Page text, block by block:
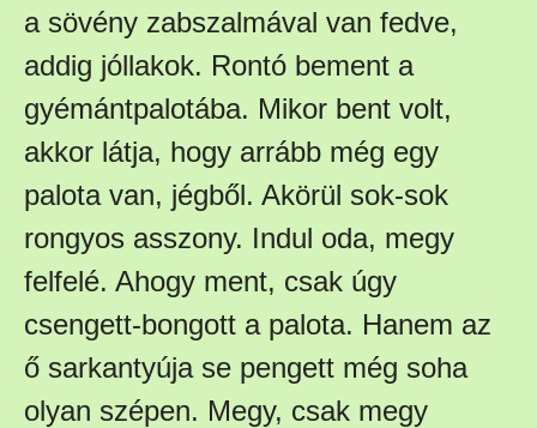
a sövény zabszalmával van fedve,
addig jóllakok. Rontó bement a
gyémántpalotába. Mikor bent volt,
akkor látja, hogy arrább még egy
palota van, jégből. Akörül sok-sok
rongyos asszony. Indul oda, megy
felfelé. Ahogy ment, csak úgy
csengett-bongott a palota. Hanem az
ő sarkantyúja se pengett még soha
olyan szépen. Megy, csak megy